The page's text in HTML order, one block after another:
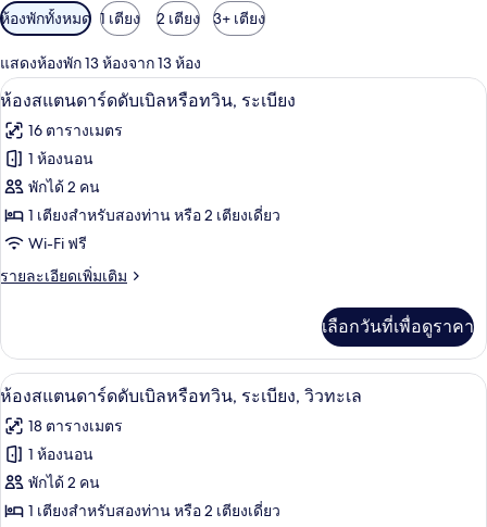
ตัว
กรอง
ที่
มี
ให้
สำหรับ
ห้อง
พัก
ห้องพักทั้งหมด 1 เตียง 2 เตียง 3+ เตียง
แสดงห้องพัก 13 ห้องจาก 13 ห้อง
เปิด
ภาพถ่าย
ทั้งหมด
ของ
ห้อง
สแตนดาร์ด
ดับเบิล
ทวิน,
ระเบียง
โต๊ะทำงาน, ผ้าม่านกันแสง, ห้องเก็บเสี
6
ห้องสแตนดาร์ดดับเบิลหรือทวิน, ระเบียง
16 ตารางเมตร
1 ห้องนอน
พักได้ 2 คน
1 เตียงสำหรับสองท่าน หรือ 2 เตียงเดี่ยว
Wi-Fi ฟรี
รายละเอียดเพิ่มเติม
ราย
เกี่ยว
กับ
ห้อง
ดับเบิล
หรือ
น,
ระเบียง
เลือกวันที่เพื่อดูราคา
เปิด
ภาพถ่าย
ทั้งหมด
ของ
ห้อง
โต๊ะทำงาน, ผ้าม่านกันแสง, ห้องเก็บเสี
6
ห้องสแตนดาร์ดดับเบิลหรือทวิน, ระเบียง, วิวทะเล
18 ตารางเมตร
1 ห้องนอน
พักได้ 2 คน
1 เตียงสำหรับสองท่าน หรือ 2 เตียงเดี่ยว